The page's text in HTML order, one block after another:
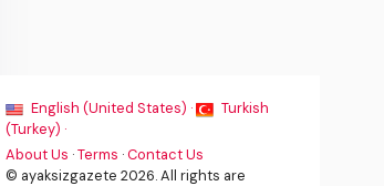
English (United States) ·
Turkish
(Turkey) ·
About Us ·Terms ·Contact Us
© ayaksizgazete 2026. All rights are